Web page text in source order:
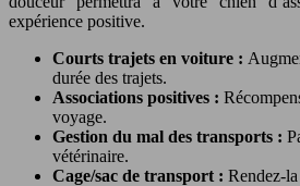
expérience positive.
Courts trajets en voiture :
durée des trajets.
Associations positives :
voyage.
Gestion du mal des transports :
vétérinaire.
Cage/sac de transport : Rendez-